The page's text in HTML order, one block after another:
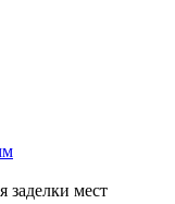
заделки мест